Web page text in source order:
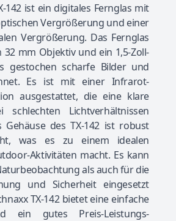
142 ist ein digitales Fernglas mit
Vergrößerung und einer
Vergrößerung. Das Fernglas
mm Objektiv und ein 1,5-Zoll-
gestochen scharfe Bilder und
Es ist mit einer Infrarot-
ausgestattet, die eine klare
Lichtverhältnissen
Gehäuse des TX-142 ist robust
was es zu einem idealen
Aktivitäten macht. Es kann
als auch für die
und Sicherheit eingesetzt
TX-142 bietet eine einfache
ein gutes Preis-Leistungs-